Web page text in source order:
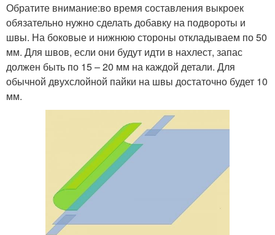
Обратите внимание:во время составления выкроек
обязательно нужно сделать добавку на подвороты и
швы. На боковые и нижнюю стороны откладываем по 50
мм. Для швов, если они будут идти в нахлест, запас
должен быть по 15 – 20 мм на каждой детали. Для
обычной двухслойной пайки на швы достаточно будет 10
мм.